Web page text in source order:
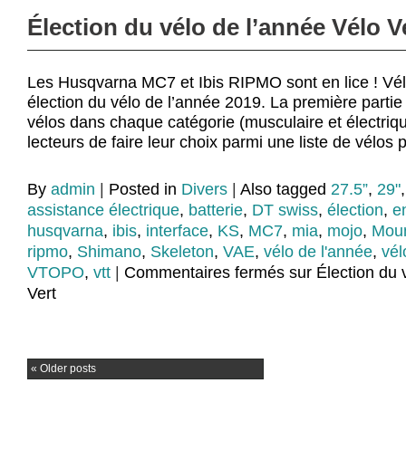
Élection du vélo de l’année Vélo
Les Husqvarna MC7 et Ibis RIPMO sont en lice !
élection du vélo de l’année 2019. La première
vélos dans chaque catégorie (musculaire et
lecteurs de faire leur choix parmi une liste de vélos
By admin Posted in Divers Also tagged 27.5”, 29"
assistance électrique, batterie, DT swiss, élection,
husqvarna, ibis, interface, KS, MC7, mia, mojo,
ripmo, Shimano, Skeleton, VAE, vélo de l'année,
VTOPO, vtt Commentaires fermés sur Élection du
Vert
« Older posts